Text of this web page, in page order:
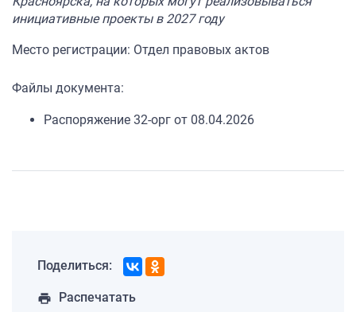
инициативные проекты в 2027 году
Место регистрации: Отдел правовых актов
Файлы документа:
Распоряжение 32-орг от 08.04.2026
Поделиться:
print Распечатать